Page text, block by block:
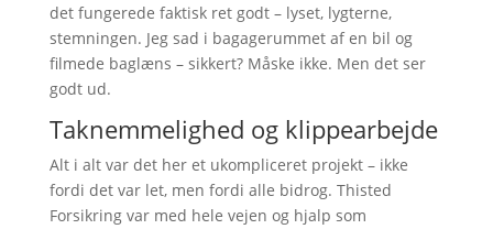
det fungerede faktisk ret godt – lyset, lygterne,
stemningen. Jeg sad i bagagerummet af en bil og
filmede baglæns – sikkert? Måske ikke. Men det ser
godt ud.
Taknemmelighed og klippearbejde
Alt i alt var det her et ukompliceret projekt – ikke
fordi det var let, men fordi alle bidrog. Thisted
Forsikring var med hele vejen og hjalp som